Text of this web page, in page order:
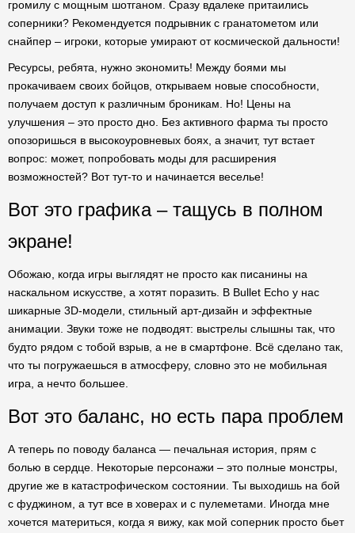
громилу с мощным шотганом. Сразу вдалеке притаились
соперники? Рекомендуется подрывник с гранатометом или
снайпер – игроки, которые умирают от космической дальности!
Ресурсы, ребята, нужно экономить! Между боями мы
прокачиваем своих бойцов, открываем новые способности,
получаем доступ к различным броникам. Но! Цены на
улучшения – это просто дно. Без активного фарма ты просто
опозоришься в высокоуровневых боях, а значит, тут встает
вопрос: может, попробовать моды для расширения
возможностей? Вот тут-то и начинается веселье!
Вот это графика – тащусь в полном
экране!
Обожаю, когда игры выглядят не просто как писанины на
наскальном искусстве, а хотят поразить. В Bullet Echo у нас
шикарные 3D-модели, стильный арт-дизайн и эффектные
анимации. Звуки тоже не подводят: выстрелы слышны так, что
будто рядом с тобой взрыв, а не в смартфоне. Всё сделано так,
что ты погружаешься в атмосферу, словно это не мобильная
игра, а нечто большее.
Вот это баланс, но есть пара проблем
А теперь по поводу баланса — печальная история, прям с
болью в сердце. Некоторые персонажи – это полные монстры,
другие же в катастрофическом состоянии. Ты выходишь на бой
с фуджином, а тут все в ховерах и с пулеметами. Иногда мне
хочется материться, когда я вижу, как мой соперник просто бьет